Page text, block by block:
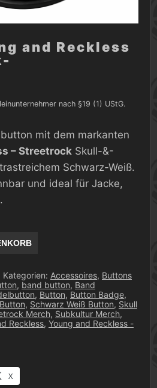
and Reckless
nach §19 (1) UStG.
mit dem markanten
– Streetrock Skull-&-
Schwarz-Weiß.
und ideal für Jacke,
Kategorien: Accessoires, Buttons
, band button, Band
, Button, Button Badge,
, Schwarz Weiß Button, Skull
Merch, Subkultur Merch,
Reckless, Young and Reckless -
X